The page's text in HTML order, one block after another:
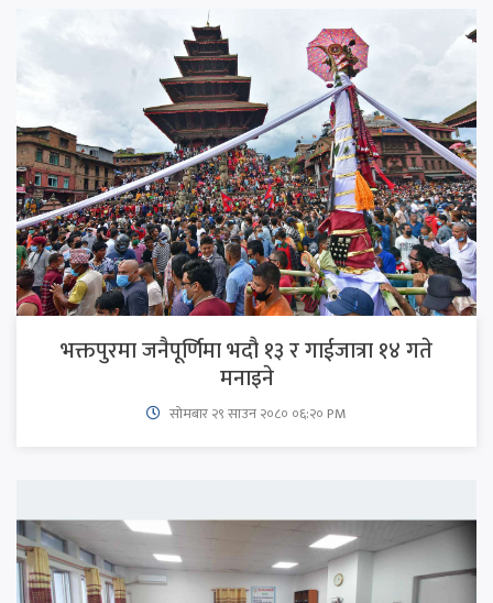
भक्तपुरमा जनैपूर्णिमा भदौ १३ र गाईजात्रा १४ गते
मनाइने
सोमबार २९ साउन २०८० ०६:२० PM